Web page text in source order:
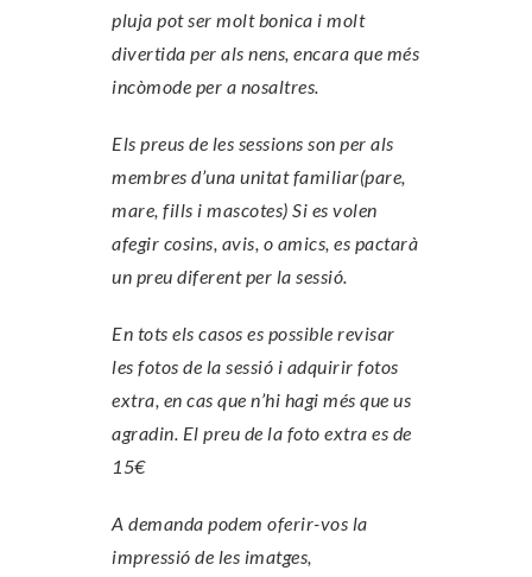
pluja pot ser molt bonica i molt
divertida per als nens, encara que més
incòmode per a nosaltres.
Els preus de les sessions son per als
membres d’una unitat familiar(pare,
mare, fills i mascotes) Si es volen
afegir cosins, avis, o amics, es pactarà
un preu diferent per la sessió.
En tots els casos es possible revisar
les fotos de la sessió i adquirir fotos
extra, en cas que n’hi hagi més que us
agradin. El preu de la foto extra es de
15€
A demanda podem oferir-vos la
impressió de les imatges,